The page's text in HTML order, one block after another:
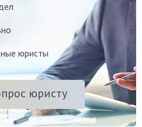
юристы
юристу